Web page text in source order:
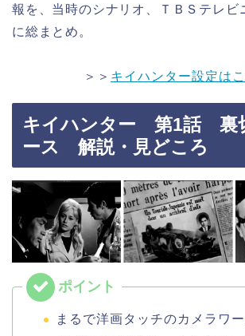
報を、当時のシナリオ、ＴＢＳテレビ
に総まとめ。
＞＞ キイハンター設定は
キイハンター 第1話 裏
ース 解説・見どころ
まるで洋画タッチのカメラワー